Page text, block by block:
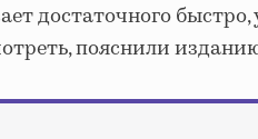
достаточного
пояснили